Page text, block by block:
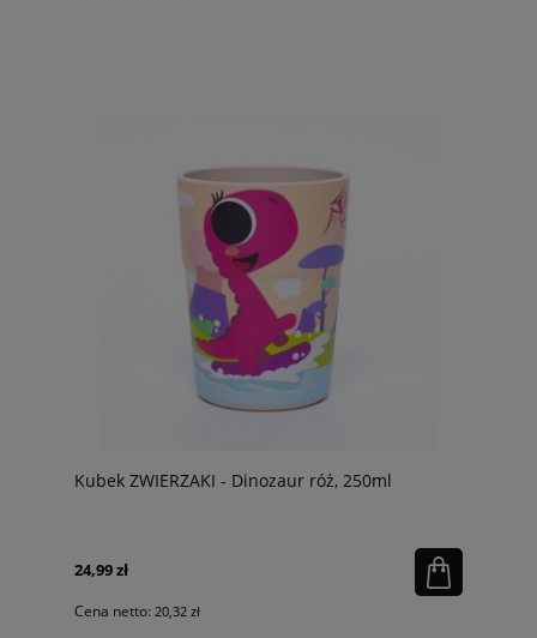
Kubek ZWIERZAKI - Dinozaur róż, 250ml
24,99 zł
Cena netto: 20,32 zł